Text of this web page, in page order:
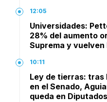
12:05
Universidades:
28% del aumento
Suprema y vuelven
10:11
Ley de tierras: tras
en el Senado,
queda en Diputados